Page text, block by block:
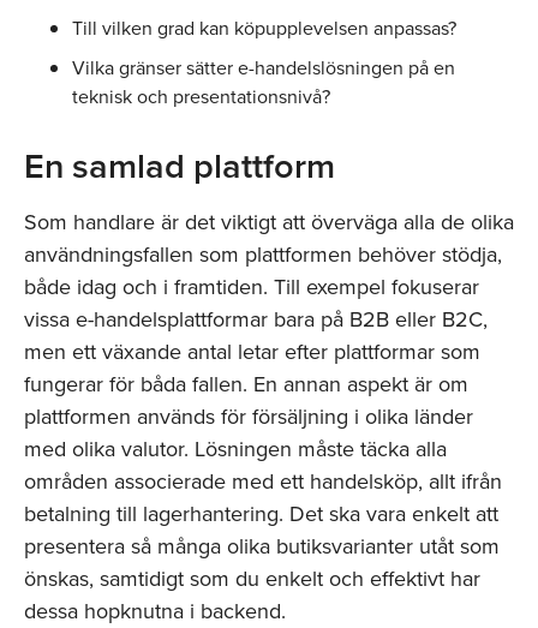
Till vilken grad kan köpupplevelsen anpassas?
Vilka gränser sätter e-handelslösningen på en
teknisk och presentationsnivå?
En samlad plattform
Som handlare är det viktigt att överväga alla de olika
användningsfallen som plattformen behöver stödja,
både idag och i framtiden. Till exempel fokuserar
vissa e-handelsplattformar bara på B2B eller B2C,
men ett växande antal letar efter plattformar som
fungerar för båda fallen. En annan aspekt är om
plattformen används för försäljning i olika länder
med olika valutor. Lösningen måste täcka alla
områden associerade med ett handelsköp, allt ifrån
betalning till lagerhantering. Det ska vara enkelt att
presentera så många olika butiksvarianter utåt som
önskas, samtidigt som du enkelt och effektivt har
dessa hopknutna i backend.